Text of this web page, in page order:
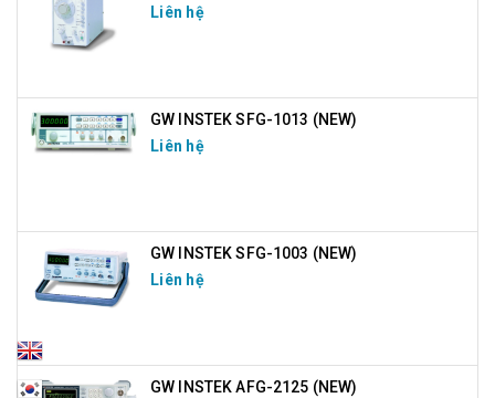
Liên hệ
GW INSTEK SFG-1013 (NEW)
Liên hệ
GW INSTEK SFG-1003 (NEW)
Liên hệ
GW INSTEK AFG-2125 (NEW)